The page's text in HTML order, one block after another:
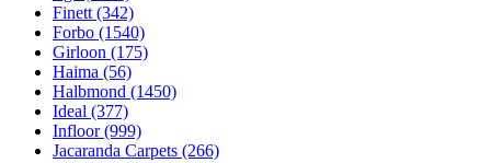
Finett (342)
Forbo (1540)
Girloon (175)
Haima (56)
Halbmond (1450)
Ideal (377)
Infloor (999)
Jacaranda Carpets (266)